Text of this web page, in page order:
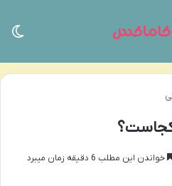
خواندن این مطلب 6 دقیقه زمان میبرد